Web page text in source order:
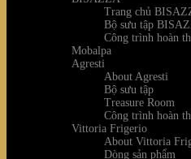
Trang chủ
Bộ sưu tập
Công trình hoàn
Mobalpa
Agresti
About Agresti
Bộ sưu tập
Treasure Room
Công trình hoàn
Vittoria Frigerio
About Vittoria
Dòng sản phẩm